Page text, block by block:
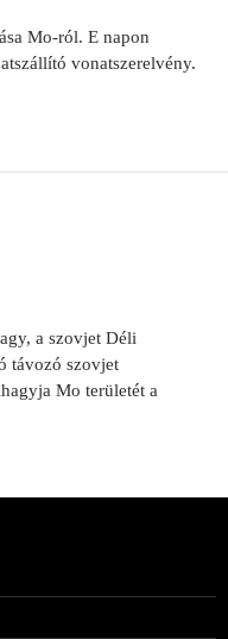
Mo-ról. E napon
vonatszerelvény.
a szovjet Déli
távozó szovjet
Mo területét a